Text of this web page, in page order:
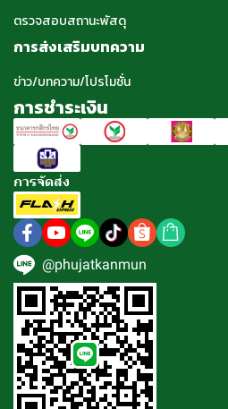
ตรวจสอบสถานะพัสดุ
การส่งเสริมบทความ
ข่าว/บทความ/โปรโมชั่น
การชำระเงิน
การจัดส่ง
@phujatkanmun